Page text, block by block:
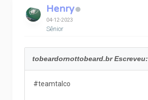
Henry
04-12-2023
Sênior
tobeardornottobeard.br Escreveu:
#teamtalco